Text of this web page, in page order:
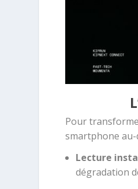
Pour
smartphone au-
Lecture
dégradation